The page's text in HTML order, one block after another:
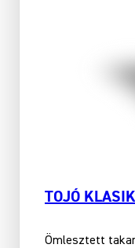
TOJÓ KLASIK
Ömlesztett